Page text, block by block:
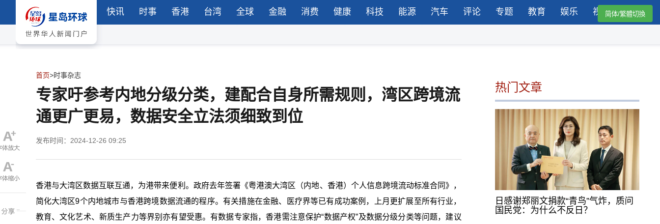
快讯 时事 香港 台湾 全球 金融 消费 健康 科技 能源 汽车 评论 专题 教育 娱乐 视频简体/繁體切換
首页>时事杂志
专家吁参考内地分级分类，建配合自身所需规则，湾区跨境流
通更广更易，数据安全立法须细致到位
发布时间：2024-12-26 09:25
香港与大湾区数据互联互通，为港带来便利。政府去年签署《粤港澳大湾区（内地、香港）个人信息跨境流动标准合同》，
简化大湾区9个内地城市与香港跨境数据流通的程序。有关措施在金融、医疗界等已有成功案例，上月更扩展至所有行业，
教育、文化艺术、新质生产力等界别亦有望受惠。有数据专家指，香港需注意保护“数据产权”及数据分级分类等问题，建议
热门文章
日感谢郑丽文捐款“青鸟”气炸，质问
国民党：为什么不反日？